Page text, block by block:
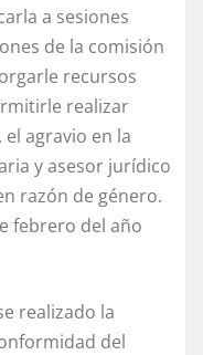
a sesiones
de la comisión
recursos
realizar
agravio en la
y asesor jurídico
razón de género.
febrero del año
realizado la
del